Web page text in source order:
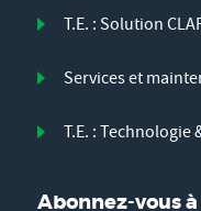
T.E. : Solution
Services et
T.E. :
Abonnez-vous